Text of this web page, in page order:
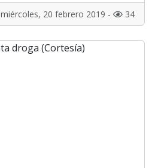
miércoles, 20 febrero 2019 - 34